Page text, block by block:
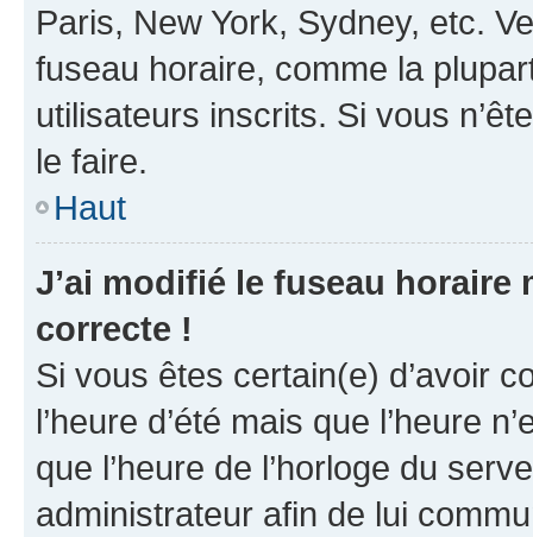
Paris, New York, Sydney, etc.
fuseau horaire, comme la
utilisateurs inscrits. Si vous
le faire.
Haut
J’ai modifié le fuseau horaire
correcte !
Si vous êtes certain(e) d’avoir
l’heure d’été mais que l’heure
que l’heure de l’horloge du
administrateur afin de lui